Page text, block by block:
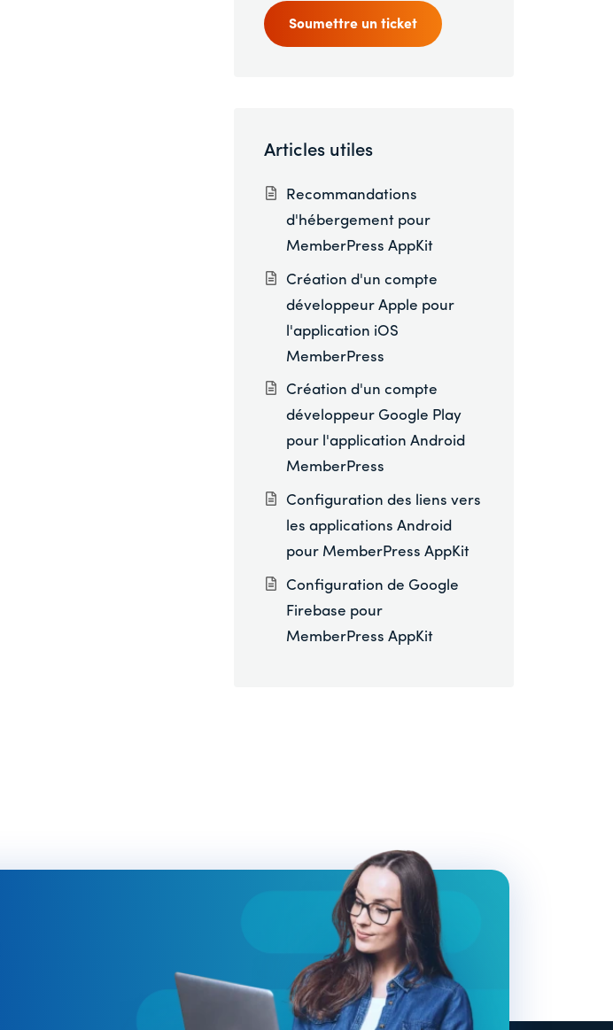
Soumettre un ticket
Articles utiles
Recommandations
d'hébergement pour
MemberPress AppKit
Création d'un compte
développeur Apple pour
l'application iOS
MemberPress
Création d'un compte
développeur Google Play
pour l'application Android
MemberPress
Configuration des liens vers
les applications Android
pour MemberPress AppKit
Configuration de Google
Firebase pour
MemberPress AppKit